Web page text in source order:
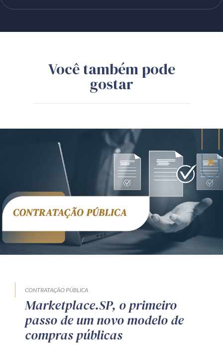
Você também pode
gostar
CONTRATAÇÃO PÚBLICA
Marketplace.SP, o primeiro
passo de um novo modelo de
compras públicas